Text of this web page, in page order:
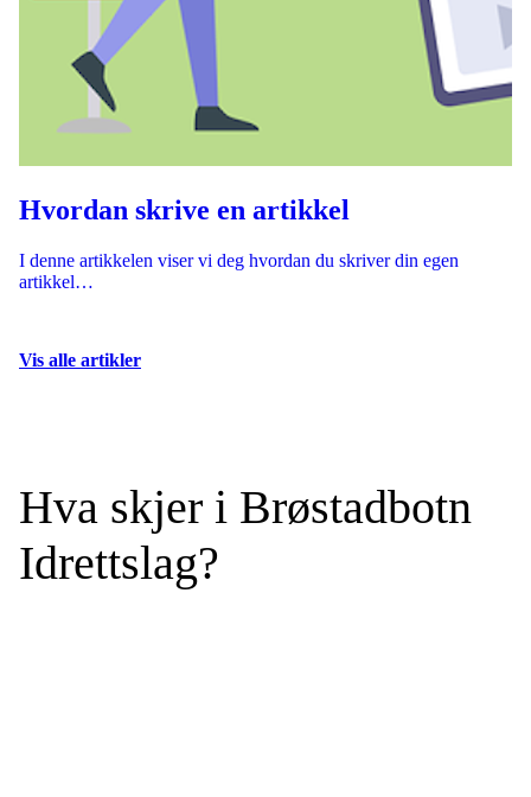
Hvordan skrive en artikkel
I denne artikkelen viser vi deg hvordan du skriver din egen
artikkel…
Vis alle artikler
Hva skjer i Brøstadbotn
Idrettslag?